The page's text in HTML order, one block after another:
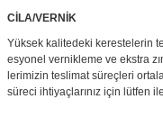
CİLA/VERNİK
Yüksek kalitedeki kerestelerin
esyonel vernikleme ve ekstra
lerimizin teslimat süreçleri
süreci ihtiyaçlarınız için lütfen